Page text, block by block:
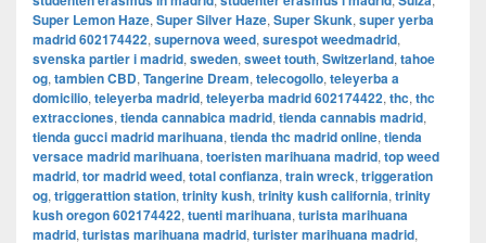
Super Lemon Haze, Super Silver Haze, Super Skunk, super yerba
madrid 602174422, supernova weed, surespot weedmadrid,
svenska partier i madrid, sweden, sweet touth, Switzerland, tahoe
og, tambien CBD, Tangerine Dream, telecogollo, teleyerba a
domicilio, teleyerba madrid, teleyerba madrid 602174422, thc, thc
extracciones, tienda cannabica madrid, tienda cannabis madrid,
tienda gucci madrid marihuana, tienda thc madrid online, tienda
versace madrid marihuana, toeristen marihuana madrid, top weed
madrid, tor madrid weed, total confianza, train wreck, triggeration
og, triggerattion station, trinity kush, trinity kush california, trinity
kush oregon 602174422, tuenti marihuana, turista marihuana
madrid, turistas marihuana madrid, turister marihuana madrid,